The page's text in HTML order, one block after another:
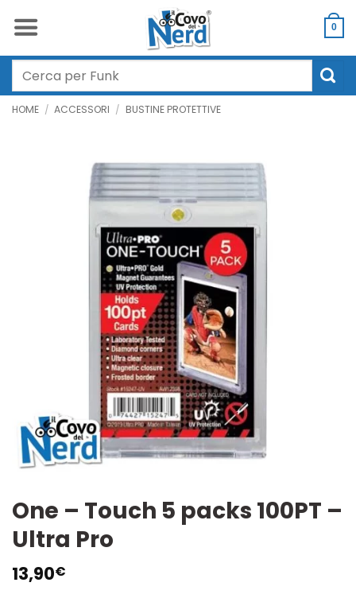
0
Cerca:
HOME / ACCESSORI / BUSTINE PROTETTIVE
One – Touch 5 packs 100PT –
Ultra Pro
13,90€